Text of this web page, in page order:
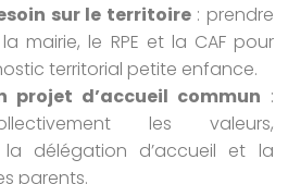
sur le territoire: prendre
mairie, le RPE et la CAF pour
territorial petite enfance.
projet d’accueil commun :
les valeurs,
la délégation d’accueil et la
parents.